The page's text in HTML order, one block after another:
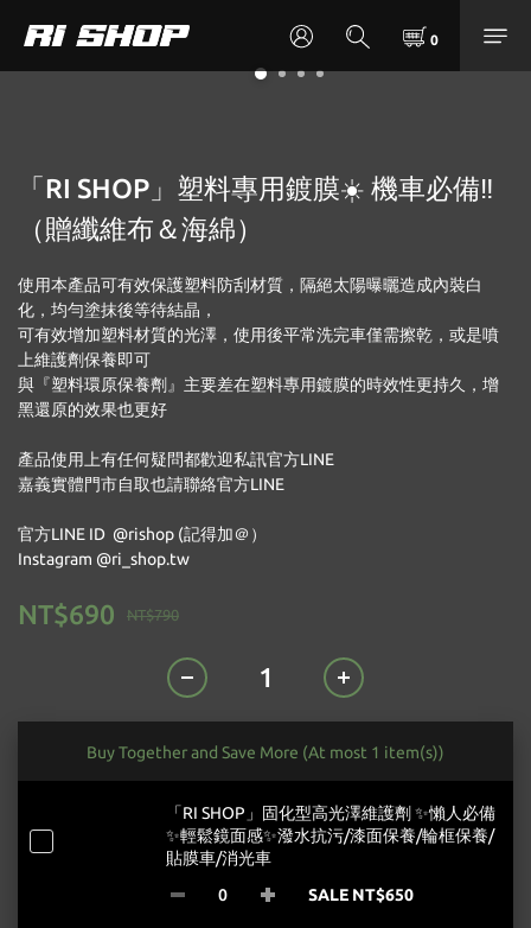
「RI SHOP」塑料專用鍍膜☀️ 機車必備‼️
（贈纖維布＆海綿）
使用本產品可有效保護塑料防刮材質，隔絕太陽曝曬造成內裝白
化，均勻塗抹後等待結晶，
可有效增加塑料材質的光澤，使用後平常洗完車僅需擦乾，或是噴
上維護劑保養即可
與『塑料環原保養劑』主要差在塑料專用鍍膜的時效性更持久，增
黑還原的效果也更好
產品使用上有任何疑問都歡迎私訊官方LINE
嘉義實體門市自取也請聯絡官方LINE
官方LINE ID  @rishop (記得加＠）
Instagram @ri_shop.tw
NT$790
NT$690
Buy Together and Save More (At most 1 item(s))
「RI SHOP」固化型高光澤維護劑 ✨懶人必備
✨輕鬆鏡面感✨潑水抗污/漆面保養/輪框保養/
貼膜車/消光車
SALE NT$650